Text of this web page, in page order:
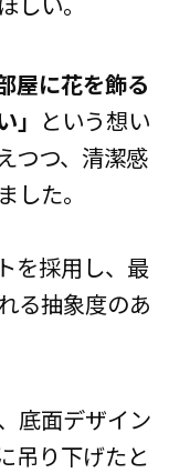
屋に花を飾る
という想い
つつ、清潔感
た。
を採用し、最
る抽象度のあ
底面デザイン
吊り下げたと